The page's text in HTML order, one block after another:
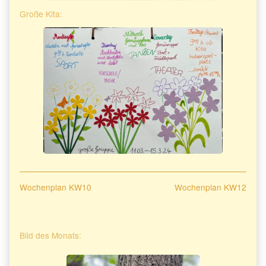
Große Kita:
Beitragsnavigation
Previous
Wochenplan KW10
Next
Wochenplan KW12
Primary
Sidebar
Bild des Monats: